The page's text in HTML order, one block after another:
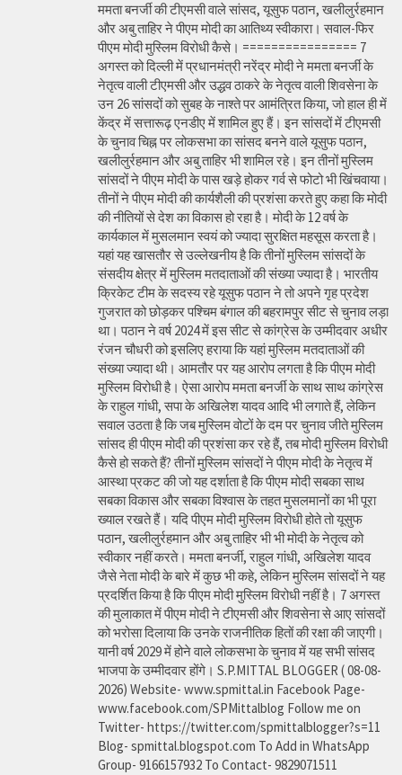
ममता बनर्जी की टीएमसी वाले सांसद, यूसुफ पठान, खलीलुर्रहमान
और अबु ताहिर ने पीएम मोदी का आतिथ्य स्वीकारा। सवाल-फिर
पीएम मोदी मुस्लिम विरोधी कैसे। ================ 7
अगस्त को दिल्ली में प्रधानमंत्री नरेंद्र मोदी ने ममता बनर्जी के
नेतृत्व वाली टीएमसी और उद्धव ठाकरे के नेतृत्व वाली शिवसेना के
उन 26 सांसदों को सुबह के नाश्ते पर आमंत्रित किया, जो हाल ही में
केंद्र में सत्तारूढ़ एनडीए में शामिल हुए हैं। इन सांसदों में टीएमसी
के चुनाव चिह्न पर लोकसभा का सांसद बनने वाले यूसुफ पठान,
खलीलुर्रहमान और अबु ताहिर भी शामिल रहे। इन तीनों मुस्लिम
सांसदों ने पीएम मोदी के पास खड़े होकर गर्व से फोटो भी खिंचवाया।
तीनों ने पीएम मोदी की कार्यशैली की प्रशंसा करते हुए कहा कि मोदी
की नीतियों से देश का विकास हो रहा है। मोदी के 12 वर्ष के
कार्यकाल में मुसलमान स्वयं को ज्यादा सुरक्षित महसूस करता है।
यहां यह खासतौर से उल्लेखनीय है कि तीनों मुस्लिम सांसदों के
संसदीय क्षेत्र में मुस्लिम मतदाताओं की संख्या ज्यादा है। भारतीय
क्रिकेट टीम के सदस्य रहे यूसुफ पठान ने तो अपने गृह प्रदेश
गुजरात को छोड़कर पश्चिम बंगाल की बहरामपुर सीट से चुनाव लड़ा
था। पठान ने वर्ष 2024 में इस सीट से कांग्रेस के उम्मीदवार अधीर
रंजन चौधरी को इसलिए हराया कि यहां मुस्लिम मतदाताओं की
संख्या ज्यादा थी। आमतौर पर यह आरोप लगता है कि पीएम मोदी
मुस्लिम विरोधी है। ऐसा आरोप ममता बनर्जी के साथ साथ कांग्रेस
के राहुल गांधी, सपा के अखिलेश यादव आदि भी लगाते हैं, लेकिन
सवाल उठता है कि जब मुस्लिम वोटों के दम पर चुनाव जीते मुस्लिम
सांसद ही पीएम मोदी की प्रशंसा कर रहे हैं, तब मोदी मुस्लिम विरोधी
कैसे हो सकते हैं? तीनों मुस्लिम सांसदों ने पीएम मोदी के नेतृत्व में
आस्था प्रकट की जो यह दर्शाता है कि पीएम मोदी सबका साथ
सबका विकास और सबका विश्वास के तहत मुसलमानों का भी पूरा
ख्याल रखते हैं। यदि पीएम मोदी मुस्लिम विरोधी होते तो यूसुफ
पठान, खलीलुर्रहमान और अबु ताहिर भी भी मोदी के नेतृत्व को
स्वीकार नहीं करते। ममता बनर्जी, राहुल गांधी, अखिलेश यादव
जैसे नेता मोदी के बारे में कुछ भी कहे, लेकिन मुस्लिम सांसदों ने यह
प्रदर्शित किया है कि पीएम मोदी मुस्लिम विरोधी नहीं है। 7 अगस्त
की मुलाकात में पीएम मोदी ने टीएमसी और शिवसेना से आए सांसदों
को भरोसा दिलाया कि उनके राजनीतिक हितों की रक्षा की जाएगी।
यानी वर्ष 2029 में होने वाले लोकसभा के चुनाव में यह सभी सांसद
भाजपा के उम्मीदवार होंगे। S.P.MITTAL BLOGGER ( 08-08-
2026) Website- www.spmittal.in Facebook Page-
www.facebook.com/SPMittalblog Follow me on
Twitter- https://twitter.com/spmittalblogger?s=11
Blog- spmittal.blogspot.com To Add in WhatsApp
Group- 9166157932 To Contact- 9829071511